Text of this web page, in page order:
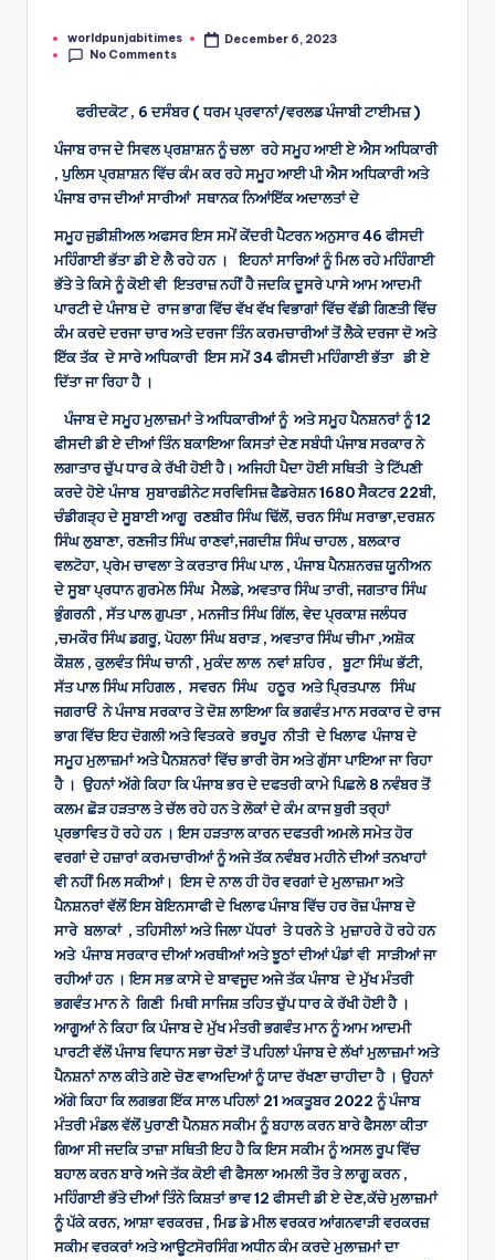
Posted
by
worldpunjabitimes
December 6, 2023
No Comments
ਫਰੀਦਕੋਟ , 6 ਦਸੰਬਰ ( ਧਰਮ ਪ੍ਰਵਾਨਾਂ/ਵਰਲਡ ਪੰਜਾਬੀ ਟਾਈਮਜ਼ )
ਪੰਜਾਬ ਰਾਜ ਦੇ ਸਿਵਲ ਪ੍ਰਸ਼ਾਸ਼ਨ ਨੂੰ ਚਲਾ ਰਹੇ ਸਮੂਹ ਆਈ ਏ ਐਸ ਅਧਿਕਾਰੀ
, ਪੁਲਿਸ ਪ੍ਰਸ਼ਾਸ਼ਨ ਵਿੱਚ ਕੰਮ ਕਰ ਰਹੇ ਸਮੂਹ ਆਈ ਪੀ ਐਸ ਅਧਿਕਾਰੀ ਅਤੇ
ਪੰਜਾਬ ਰਾਜ ਦੀਆਂ ਸਾਰੀਆਂ ਸਥਾਨਕ ਨਿਆਂਇੱਕ ਅਦਾਲਤਾਂ ਦੇ
ਸਮੂਹ ਜੁਡੀਸ਼ੀਅਲ ਅਫਸਰ ਇਸ ਸਮੇਂ ਕੇਂਦਰੀ ਪੈਟਰਨ ਅਨੁਸਾਰ 46 ਫੀਸਦੀ
ਮਹਿੰਗਾਈ ਭੱਤਾ ਡੀ ਏ ਲੈ ਰਹੇ ਹਨ । ਇਹਨਾਂ ਸਾਰਿਆਂ ਨੂੰ ਮਿਲ ਰਹੇ ਮਹਿੰਗਾਈ
ਭੱਤੇ ਤੇ ਕਿਸੇ ਨੂੰ ਕੋਈ ਵੀ ਇਤਰਾਜ਼ ਨਹੀਂ ਹੈ ਜਦਕਿ ਦੂਸਰੇ ਪਾਸੇ ਆਮ ਆਦਮੀ
ਪਾਰਟੀ ਦੇ ਪੰਜਾਬ ਦੇ ਰਾਜ ਭਾਗ ਵਿੱਚ ਵੱਖ ਵੱਖ ਵਿਭਾਗਾਂ ਵਿੱਚ ਵੱਡੀ ਗਿਣਤੀ ਵਿੱਚ
ਕੰਮ ਕਰਦੇ ਦਰਜਾ ਚਾਰ ਅਤੇ ਦਰਜਾ ਤਿੰਨ ਕਰਮਚਾਰੀਆਂ ਤੋਂ ਲੈਕੇ ਦਰਜਾ ਦੋ ਅਤੇ
ਇੱਕ ਤੱਕ ਦੇ ਸਾਰੇ ਅਧਿਕਾਰੀ ਇਸ ਸਮੇਂ 34 ਫੀਸਦੀ ਮਹਿੰਗਾਈ ਭੱਤਾ ਡੀ ਏ
ਦਿੱਤਾ ਜਾ ਰਿਹਾ ਹੈ ।
ਪੰਜਾਬ ਦੇ ਸਮੂਹ ਮੁਲਾਜ਼ਮਾਂ ਤੇ ਅਧਿਕਾਰੀਆਂ ਨੂੰ ਅਤੇ ਸਮੂਹ ਪੈਨਸ਼ਨਰਾਂ ਨੂੰ 12
ਫੀਸਦੀ ਡੀ ਏ ਦੀਆਂ ਤਿੰਨ ਬਕਾਇਆ ਕਿਸਤਾਂ ਦੇਣ ਸਬੰਧੀ ਪੰਜਾਬ ਸਰਕਾਰ ਨੇ
ਲਗਾਤਾਰ ਚੁੱਪ ਧਾਰ ਕੇ ਰੱਖੀ ਹੋਈ ਹੈ। ਅਜਿਹੀ ਪੈਦਾ ਹੋਈ ਸਥਿਤੀ ਤੇ ਟਿੱਪਣੀ
ਕਰਦੇ ਹੋਏ ਪੰਜਾਬ ਸੁਬਾਰਡੀਨੇਟ ਸਰਵਿਸਿਜ਼ ਫੈਡਰੇਸ਼ਨ 1680 ਸੈਕਟਰ 22ਬੀ,
ਚੰਡੀਗੜ੍ਹ ਦੇ ਸੂਬਾਈ ਆਗੂ ਰਣਬੀਰ ਸਿੰਘ ਢਿੱਲੋਂ, ਚਰਨ ਸਿੰਘ ਸਰਾਭਾ,ਦਰਸ਼ਨ
ਸਿੰਘ ਲੁਬਾਣਾ, ਰਣਜੀਤ ਸਿੰਘ ਰਾਣਵਾਂ,ਜਗਦੀਸ਼ ਸਿੰਘ ਚਾਹਲ , ਬਲਕਾਰ
ਵਲਟੋਹਾ, ਪ੍ਰੇਮ ਚਾਵਲਾ ਤੇ ਕਰਤਾਰ ਸਿੰਘ ਪਾਲ , ਪੰਜਾਬ ਪੈਨਸ਼ਨਰਜ਼ ਯੂਨੀਅਨ
ਦੇ ਸੂਬਾ ਪ੍ਰਧਾਨ ਗੁਰਮੇਲ ਸਿੰਘ ਮੈਲਡੇ, ਅਵਤਾਰ ਸਿੰਘ ਤਾਰੀ, ਜਗਤਾਰ ਸਿੰਘ
ਭੁੰਗਰਨੀ , ਸੱਤ ਪਾਲ ਗੁਪਤਾ , ਮਨਜੀਤ ਸਿੰਘ ਗਿੱਲ, ਵੇਦ ਪ੍ਰਕਾਸ਼ ਜਲੰਧਰ
,ਚਮਕੌਰ ਸਿੰਘ ਡਗਰੂ, ਪੋਹਲਾ ਸਿੰਘ ਬਰਾੜ , ਅਵਤਾਰ ਸਿੰਘ ਚੀਮਾ ,ਅਸ਼ੋਕ
ਕੌਸ਼ਲ , ਕੁਲਵੰਤ ਸਿੰਘ ਚਾਨੀ , ਮੁਕੰਦ ਲਾਲ ਨਵਾਂ ਸ਼ਹਿਰ , ਬੂਟਾ ਸਿੰਘ ਭੱਟੀ,
ਸੱਤ ਪਾਲ ਸਿੰਘ ਸਹਿਗਲ , ਸਵਰਨ ਸਿੰਘ ਹਠੂਰ ਅਤੇ ਪ੍ਰਿਤਪਾਲ ਸਿੰਘ
ਜਗਰਾਓਂ ਨੇ ਪੰਜਾਬ ਸਰਕਾਰ ਤੇ ਦੋਸ਼ ਲਾਇਆ ਕਿ ਭਗਵੰਤ ਮਾਨ ਸਰਕਾਰ ਦੇ ਰਾਜ
ਭਾਗ ਵਿੱਚ ਇਹ ਦੋਗਲੀ ਅਤੇ ਵਿਤਕਰੇ ਭਰਪੂਰ ਨੀਤੀ ਦੇ ਖਿਲਾਫ ਪੰਜਾਬ ਦੇ
ਸਮੂਹ ਮੁਲਾਜ਼ਮਾਂ ਅਤੇ ਪੈਨਸ਼ਨਰਾਂ ਵਿੱਚ ਭਾਰੀ ਰੋਸ ਅਤੇ ਗੁੱਸਾ ਪਾਇਆ ਜਾ ਰਿਹਾ
ਹੈ । ਉਹਨਾਂ ਅੱਗੇ ਕਿਹਾ ਕਿ ਪੰਜਾਬ ਭਰ ਦੇ ਦਫਤਰੀ ਕਾਮੇ ਪਿਛਲੇ 8 ਨਵੰਬਰ ਤੋਂ
ਕਲਮ ਛੋੜ ਹੜਤਾਲ ਤੇ ਚੱਲ ਰਹੇ ਹਨ ਤੇ ਲੋਕਾਂ ਦੇ ਕੰਮ ਕਾਜ ਬੁਰੀ ਤਰ੍ਹਾਂ
ਪ੍ਰਭਾਵਿਤ ਹੋ ਰਹੇ ਹਨ । ਇਸ ਹੜਤਾਲ ਕਾਰਨ ਦਫਤਰੀ ਅਮਲੇ ਸਮੇਤ ਹੋਰ
ਵਰਗਾਂ ਦੇ ਹਜ਼ਾਰਾਂ ਕਰਮਚਾਰੀਆਂ ਨੂੰ ਅਜੇ ਤੱਕ ਨਵੰਬਰ ਮਹੀਨੇ ਦੀਆਂ ਤਨਖਾਹਾਂ
ਵੀ ਨਹੀਂ ਮਿਲ ਸਕੀਆਂ। ਇਸ ਦੇ ਨਾਲ ਹੀ ਹੋਰ ਵਰਗਾਂ ਦੇ ਮੁਲਾਜ਼ਮਾ ਅਤੇ
ਪੈਨਸ਼ਨਰਾਂ ਵੱਲੋਂ ਇਸ ਬੇਇਨਸਾਫੀ ਦੇ ਖਿਲਾਫ ਪੰਜਾਬ ਵਿੱਚ ਹਰ ਰੋਜ਼ ਪੰਜਾਬ ਦੇ
ਸਾਰੇ ਬਲਾਕਾਂ , ਤਹਿਸੀਲਾਂ ਅਤੇ ਜਿਲਾ ਪੱਧਰਾਂ ਤੇ ਧਰਨੇ ਤੇ ਮੁਜ਼ਾਹਰੇ ਹੋ ਰਹੇ ਹਨ
ਅਤੇ ਪੰਜਾਬ ਸਰਕਾਰ ਦੀਆਂ ਅਰਥੀਆਂ ਅਤੇ ਝੂਠਾਂ ਦੀਆਂ ਪੰਡਾਂ ਵੀ ਸਾੜੀਆਂ ਜਾ
ਰਹੀਆਂ ਹਨ । ਇਸ ਸਭ ਕਾਸੇ ਦੇ ਬਾਵਜੂਦ ਅਜੇ ਤੱਕ ਪੰਜਾਬ ਦੇ ਮੁੱਖ ਮੰਤਰੀ
ਭਗਵੰਤ ਮਾਨ ਨੇ ਗਿਣੀ ਮਿਥੀ ਸਾਜਿਸ਼ ਤਹਿਤ ਚੁੱਪ ਧਾਰ ਕੇ ਰੱਖੀ ਹੋਈ ਹੈ ।
ਆਗੂਆਂ ਨੇ ਕਿਹਾ ਕਿ ਪੰਜਾਬ ਦੇ ਮੁੱਖ ਮੰਤਰੀ ਭਗਵੰਤ ਮਾਨ ਨੂੰ ਆਮ ਆਦਮੀ
ਪਾਰਟੀ ਵੱਲੋਂ ਪੰਜਾਬ ਵਿਧਾਨ ਸਭਾ ਚੋਣਾਂ ਤੋਂ ਪਹਿਲਾਂ ਪੰਜਾਬ ਦੇ ਲੱਖਾਂ ਮੁਲਾਜ਼ਮਾਂ ਅਤੇ
ਪੈਨਸ਼ਨਾਂ ਨਾਲ ਕੀਤੇ ਗਏ ਚੋਣ ਵਾਅਦਿਆਂ ਨੂੰ ਯਾਦ ਰੱਖਣਾ ਚਾਹੀਦਾ ਹੈ । ਉਹਨਾਂ
ਅੱਗੇ ਕਿਹਾ ਕਿ ਲਗਭਗ ਇੱਕ ਸਾਲ ਪਹਿਲਾਂ 21 ਅਕਤੂਬਰ 2022 ਨੂੰ ਪੰਜਾਬ
ਮੰਤਰੀ ਮੰਡਲ ਵੱਲੋਂ ਪੁਰਾਣੀ ਪੈਨਸ਼ਨ ਸਕੀਮ ਨੂੰ ਬਹਾਲ ਕਰਨ ਬਾਰੇ ਫੈਸਲਾ ਕੀਤਾ
ਗਿਆ ਸੀ ਜਦਕਿ ਤਾਜ਼ਾ ਸਥਿਤੀ ਇਹ ਹੈ ਕਿ ਇਸ ਸਕੀਮ ਨੂੰ ਅਸਲ ਰੂਪ ਵਿੱਚ
ਬਹਾਲ ਕਰਨ ਬਾਰੇ ਅਜੇ ਤੱਕ ਕੋਈ ਵੀ ਫੈਸਲਾ ਅਮਲੀ ਤੌਰ ਤੇ ਲਾਗੂ ਕਰਨ ,
ਮਹਿੰਗਾਈ ਭੱਤੇ ਦੀਆਂ ਤਿੰਨੇ ਕਿਸ਼ਤਾਂ ਭਾਵ 12 ਫੀਸਦੀ ਡੀ ਏ ਦੇਣ,ਕੱਚੇ ਮੁਲਾਜ਼ਮਾਂ
ਨੂੰ ਪੱਕੇ ਕਰਨ, ਆਸ਼ਾ ਵਰਕਰਜ਼ , ਮਿਡ ਡੇ ਮੀਲ ਵਰਕਰ ਆਂਗਨਵਾੜੀ ਵਰਕਰਜ਼
ਸਕੀਮ ਵਰਕਰਾਂ ਅਤੇ ਆਊਟਸੋਰਸਿੰਗ ਅਧੀਨ ਕੰਮ ਕਰਦੇ ਮੁਲਾਜ਼ਮਾਂ ਦਾ